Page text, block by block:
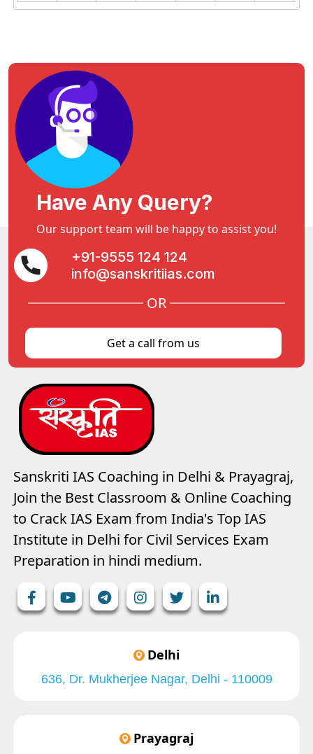
Have Any Query?
Our support team will be happy to assist you!
+91-9555 124 124
info@sanskritiias.com
OR
Get a call from us
Sanskriti IAS Coaching in Delhi & Prayagraj,
Join the Best Classroom & Online Coaching
to Crack IAS Exam from India's Top IAS
Institute in Delhi for Civil Services Exam
Preparation in hindi medium.
Delhi
636, Dr. Mukherjee Nagar, Delhi - 110009
Prayagraj